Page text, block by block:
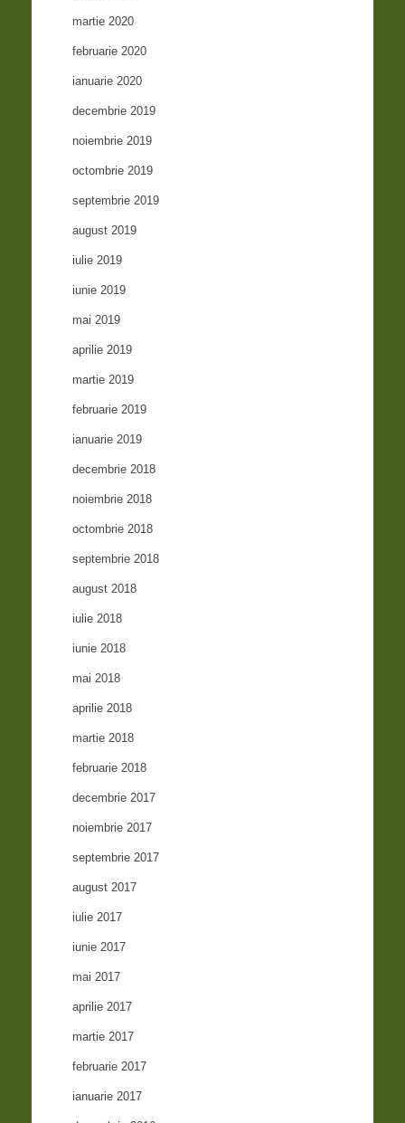
martie 2020
februarie 2020
ianuarie 2020
decembrie 2019
noiembrie 2019
octombrie 2019
septembrie 2019
august 2019
iulie 2019
iunie 2019
mai 2019
aprilie 2019
martie 2019
februarie 2019
ianuarie 2019
decembrie 2018
noiembrie 2018
octombrie 2018
septembrie 2018
august 2018
iulie 2018
iunie 2018
mai 2018
aprilie 2018
martie 2018
februarie 2018
decembrie 2017
noiembrie 2017
septembrie 2017
august 2017
iulie 2017
iunie 2017
mai 2017
aprilie 2017
martie 2017
februarie 2017
ianuarie 2017